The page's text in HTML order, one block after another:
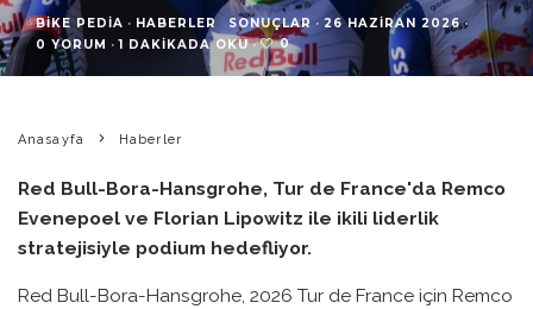
BIKE PEDIA · HABERLER SONUÇLAR · 26 HAZIRAN 2026 ·
0 YORUM · 1 DAKIKADA OKU · 0
Anasayfa Haberler
Red Bull-Bora-Hansgrohe, Tur de France'da Remco
Evenepoel ve Florian Lipowitz ile ikili liderlik
stratejisiyle podium hedefliyor.
Red Bull-Bora-Hansgrohe, 2026 Tur de France için Remco